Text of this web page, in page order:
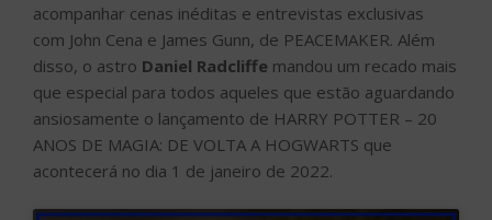
acompanhar cenas inéditas e entrevistas exclusivas
com John Cena e James Gunn, de PEACEMAKER. Além
disso, o astro Daniel Radcliffe mandou um recado mais
que especial para todos aqueles que estão aguardando
ansiosamente o lançamento de HARRY POTTER – 20
ANOS DE MAGIA: DE VOLTA A HOGWARTS que
acontecerá no dia 1 de janeiro de 2022.